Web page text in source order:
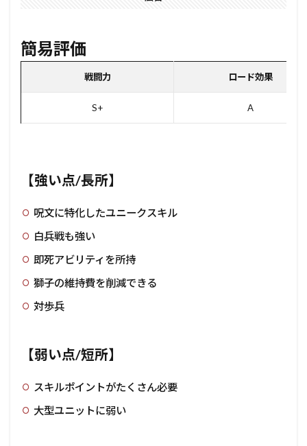
簡易評価
戦闘力 ロード効果
S+ A
【強い点/長所】
呪文に特化したユニークスキル
白兵戦も強い
即死アビリティを所持
獅子の維持費を削減できる
対歩兵
【弱い点/短所】
スキルポイントがたくさん必要
大型ユニットに弱い